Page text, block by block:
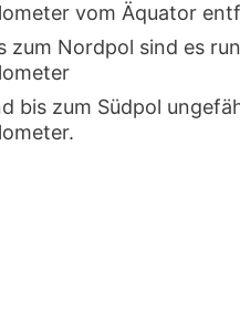
vom Äquator
zum Nordpol sind es
bis zum Südpol